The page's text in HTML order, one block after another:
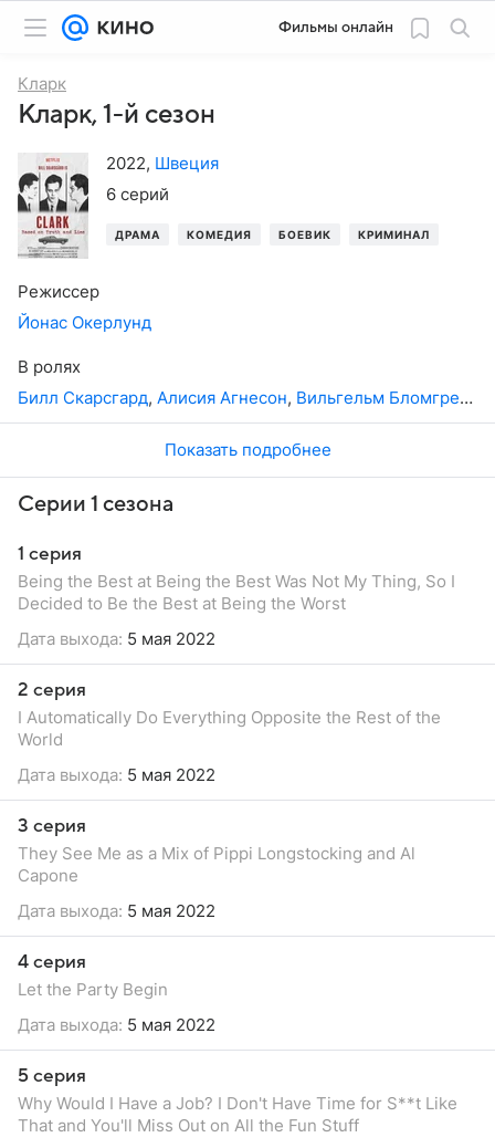
Фильмы онлайн
Кларк
Кларк, 1-й сезон
2022, Швеция
6 серий
ДРАМА КОМЕДИЯ БОЕВИК КРИМИНАЛ
Режиссер
Йонас Окерлунд
В ролях
Билл Скарсгард, Алисия Агнесон, Вильгельм Бломгрен ,
Показать подробнее
Серии 1 сезона
1 серия
Being the Best at Being the Best Was Not My Thing, So I
Decided to Be the Best at Being the Worst
Дата выхода: 5 мая 2022
2 серия
I Automatically Do Everything Opposite the Rest of the
World
Дата выхода: 5 мая 2022
3 серия
They See Me as a Mix of Pippi Longstocking and Al
Capone
Дата выхода: 5 мая 2022
4 серия
Let the Party Begin
Дата выхода: 5 мая 2022
5 серия
Why Would I Have a Job? I Don't Have Time for S**t Like
That and You'll Miss Out on All the Fun Stuff